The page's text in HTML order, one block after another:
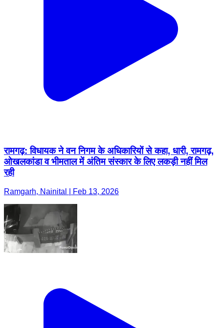
रामगढ़: विधायक ने वन निगम के अधिकारियों से कहा, धारी, रामगढ़,
ओखलकांडा व भीमताल में अंतिम संस्कार के लिए लकड़ी नहीं मिल
रही
Ramgarh, Nainital | Feb 13, 2026